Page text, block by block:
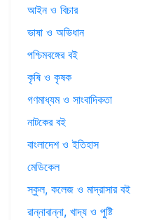
আইন ও বিচার
ভাষা ও অভিধান
পশ্চিমবঙ্গের বই
কৃষি ও কৃষক
গণমাধ্যম ও সাংবাদিকতা
নাটকের বই
বাংলাদেশ ও ইতিহাস
মেডিকেল
স্কুল, কলেজ ও মাদ্রাসার বই
রান্নাবান্না, খাদ্য ও পুষ্টি